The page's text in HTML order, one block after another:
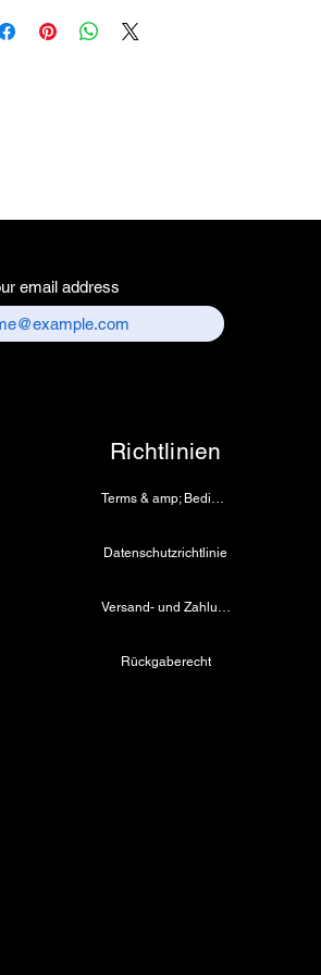
Packer - Electronics Services
care contact details :
email address
Richtlinien
Terms & amp; Bedingungen
Datenschutzrichtlinie
Versand- und Zahlungsinformationen
Rückgaberecht